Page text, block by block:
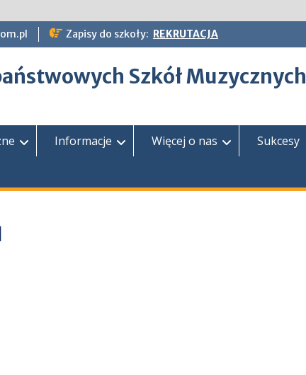
Zapisy do szkoły: REKRUTACJA
Szkół Muzycznych
Informacje Więcej o nas Sukcesy